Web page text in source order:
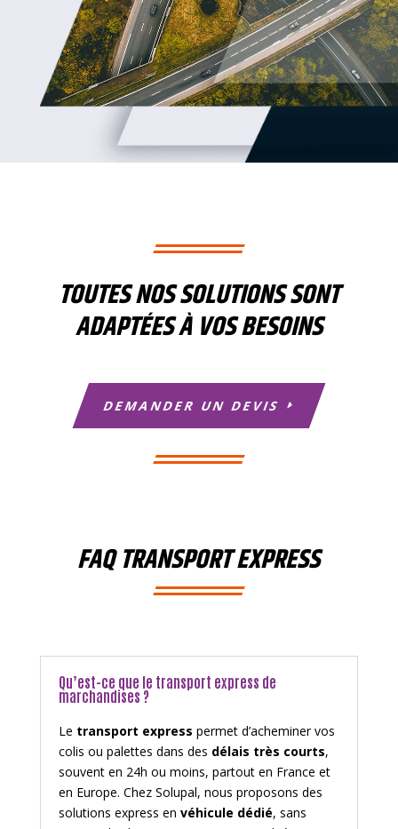
TOUTES NOS SOLUTIONS SONT
ADAPTÉES À VOS BESOINS
DEMANDER UN DEVIS
FAQ TRANSPORT EXPRESS
Qu’est-ce que le transport express de
marchandises ?
Le transport express permet d’acheminer vos
colis ou palettes dans des délais très courts,
souvent en 24h ou moins, partout en France et
en Europe. Chez Solupal, nous proposons des
solutions express en véhicule dédié, sans